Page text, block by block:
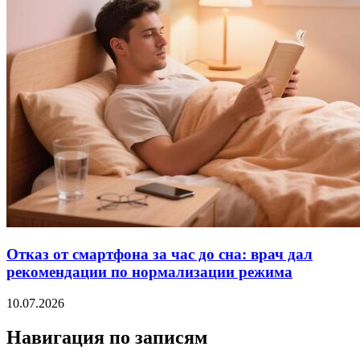
Отказ от смартфона за час до сна: врач дал
рекомендации по нормализации режима
10.07.2026
Навигация по записям